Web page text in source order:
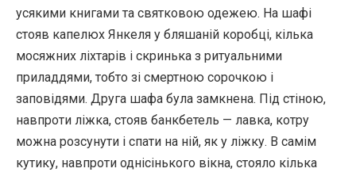
усякими книгами та святковою одежею. На шафі
стояв капелюх Янкеля у бляшаній коробці, кілька
мосяжних ліхтарів і скринька з ритуальними
приладдями, тобто зі смертною сорочкою і
заповідями. Друга шафа була замкнена. Під стіною,
навпроти ліжка, стояв банкбетель — лавка, котру
можна розсунути і спати на ній, як у ліжку. В самім
кутику, навпроти однісінького вікна, стояло кілька